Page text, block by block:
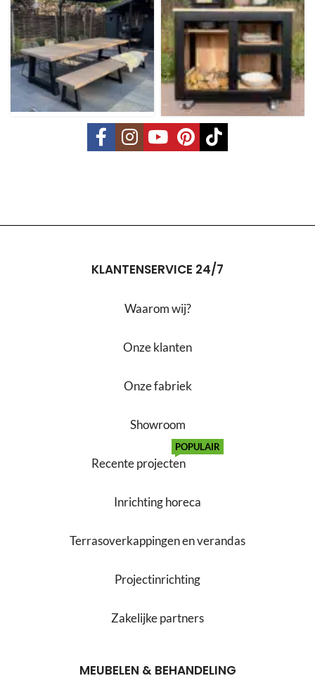
KLANTENSERVICE 24/7
Waarom wij?
Onze klanten
Onze fabriek
Showroom
Recente projecten
POPULAIR
Inrichting horeca
Terrasoverkappingen en verandas
Projectinrichting
Zakelijke partners
MEUBELEN & BEHANDELING